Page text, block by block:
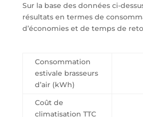
Sur la base des données ci-
résultats en termes de
d’économies et de temps de
Consommation
estivale brasseurs
d’air (kWh)
Coût de
climatisation TTC